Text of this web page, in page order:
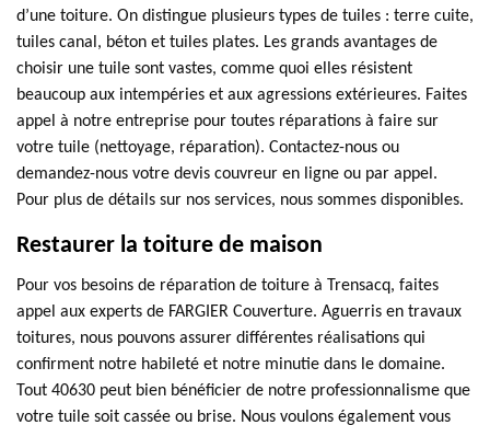
d’une toiture. On distingue plusieurs types de tuiles : terre cuite,
tuiles canal, béton et tuiles plates. Les grands avantages de
choisir une tuile sont vastes, comme quoi elles résistent
beaucoup aux intempéries et aux agressions extérieures. Faites
appel à notre entreprise pour toutes réparations à faire sur
votre tuile (nettoyage, réparation). Contactez-nous ou
demandez-nous votre devis couvreur en ligne ou par appel.
Pour plus de détails sur nos services, nous sommes disponibles.
Restaurer la toiture de maison
Pour vos besoins de réparation de toiture à Trensacq, faites
appel aux experts de FARGIER Couverture. Aguerris en travaux
toitures, nous pouvons assurer différentes réalisations qui
confirment notre habileté et notre minutie dans le domaine.
Tout 40630 peut bien bénéficier de notre professionnalisme que
votre tuile soit cassée ou brise. Nous voulons également vous